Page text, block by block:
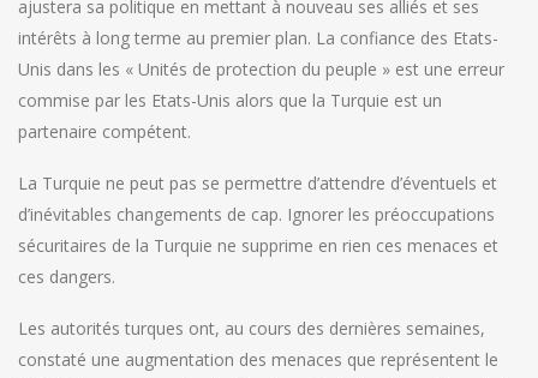
ajustera sa politique en mettant à nouveau ses alliés et ses
intérêts à long terme au premier plan. La confiance des Etats-
Unis dans les « Unités de protection du peuple » est une erreur
commise par les Etats-Unis alors que la Turquie est un
partenaire compétent.
La Turquie ne peut pas se permettre d’attendre d’éventuels et
d’inévitables changements de cap. Ignorer les préoccupations
sécuritaires de la Turquie ne supprime en rien ces menaces et
ces dangers.
Les autorités turques ont, au cours des dernières semaines,
constaté une augmentation des menaces que représentent le